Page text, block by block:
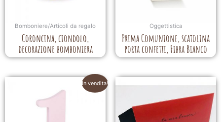
Bomboniere/Articoli da regalo
Coroncina, ciondolo,
decorazione bomboniera
Oggettistica
Prima Comunione, scatolina
porta confetti, Fibra Bianco
In vendita!